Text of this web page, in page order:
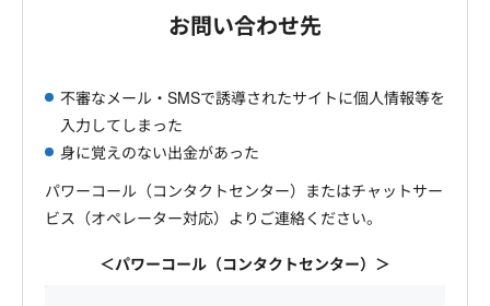
お問い合わせ先
不審なメール・SMSで誘導されたサイトに個人情報等を
入力してしまった
身に覚えのない出金があった
パワーコール（コンタクトセンター）またはチャットサー
ビス（オペレーター対応）よりご連絡ください。
＜パワーコール（コンタクトセンター）＞